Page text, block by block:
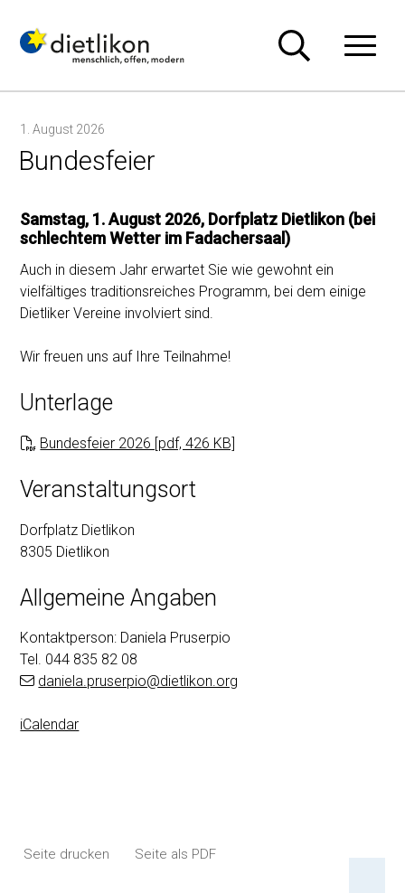
Bundesfeier
1. August 2026
Samstag, 1. August 2026, Dorfplatz Dietlikon (bei
schlechtem Wetter im Fadachersaal)
Auch in diesem Jahr erwartet Sie wie gewohnt ein
vielfältiges traditionsreiches Programm, bei dem einige
Dietliker Vereine involviert sind.
Wir freuen uns auf Ihre Teilnahme!
Unterlage
Bundesfeier 2026 [pdf, 426 KB]
Veranstaltungsort
Dorfplatz Dietlikon
8305 Dietlikon
Allgemeine Angaben
Kontaktperson: Daniela Pruserpio
Tel. 044 835 82 08
daniela.pruserpio@dietlikon.org
iCalendar
Seite drucken Seite als PDF